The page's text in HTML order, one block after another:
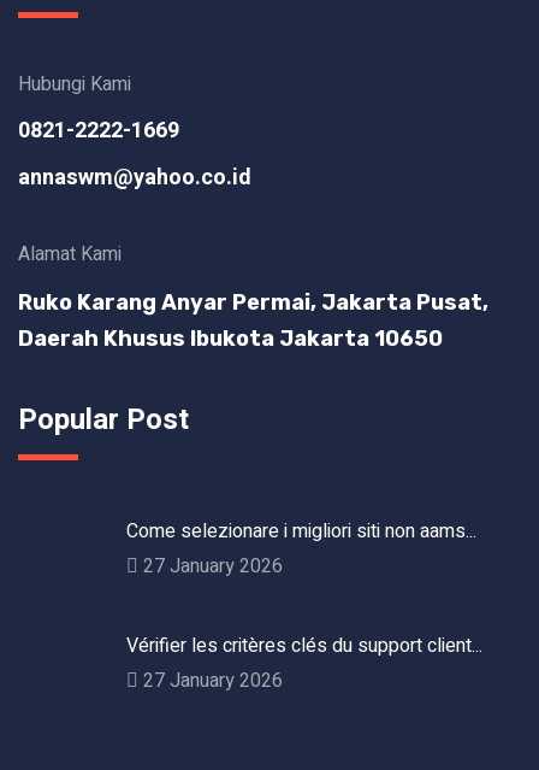
Hubungi Kami
0821-2222-1669
annaswm@yahoo.co.id
Alamat Kami
Ruko Karang Anyar Permai, Jakarta Pusat,
Daerah Khusus Ibukota Jakarta 10650
Popular Post
Come selezionare i migliori siti non aams...
27 January 2026
Vérifier les critères clés du support client...
27 January 2026